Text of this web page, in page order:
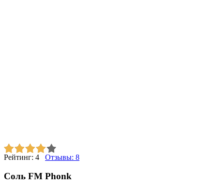
Рейтинг: 4 Отзывы: 8
Соль FM Phonk